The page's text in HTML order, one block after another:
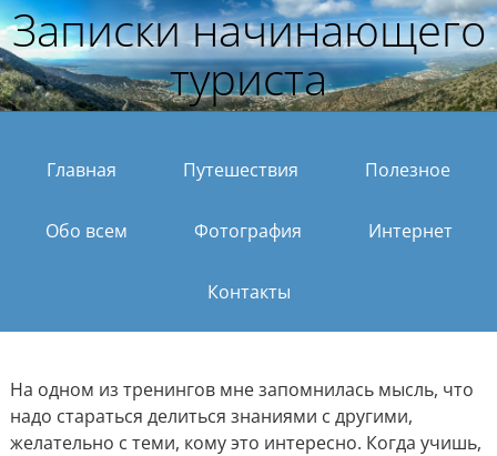
Записки начинающего
туриста
Главная Путешествия Полезное
Обо всем Фотография Интернет
Контакты
На одном из тренингов мне запомнилась мысль, что
надо стараться делиться знаниями с другими,
желательно с теми, кому это интересно. Когда учишь,